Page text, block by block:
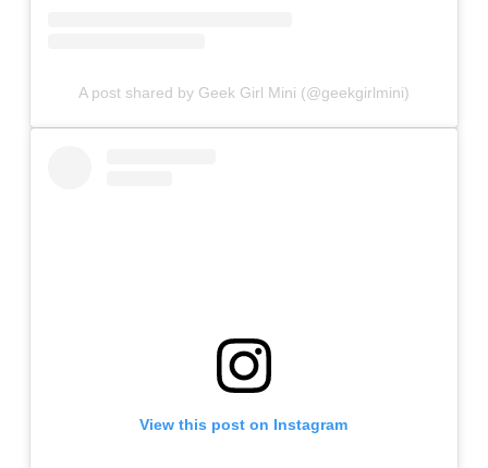
A post shared by Geek Girl Mini (@geekgirlmini)
View this post on Instagram